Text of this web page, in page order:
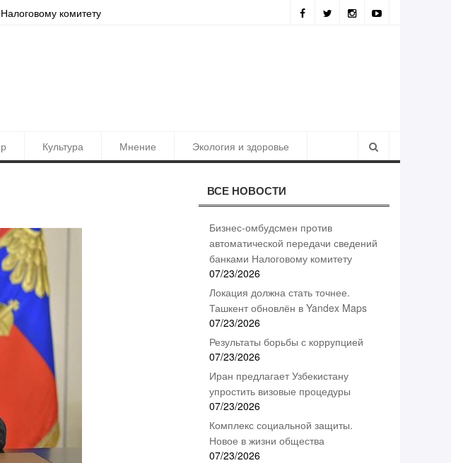
комитету Локация должна стать точнее. Ташкент обновлён в Yandex Maps
Культура Мнение Экология и здоровье
ВСЕ НОВОСТИ
Бизнес-омбудсмен против
автоматической передачи сведений
банками Налоговому комитету
07/23/2026
Локация должна стать точнее.
Ташкент обновлён в Yandex Maps
07/23/2026
Результаты борьбы с коррупцией
07/23/2026
Иран предлагает Узбекистану
упростить визовые процедуры
07/23/2026
Комплекс социальной защиты.
Новое в жизни общества
07/23/2026